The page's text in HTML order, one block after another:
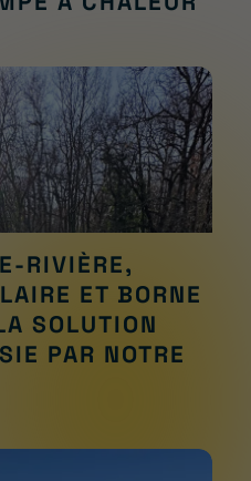
RIVIÈRE,
ET BORNE
SOLUTION
PAR NOTRE